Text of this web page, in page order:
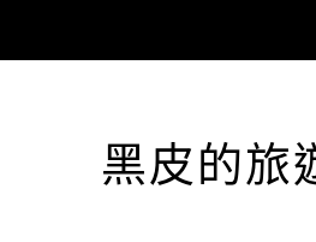
黑皮的旅